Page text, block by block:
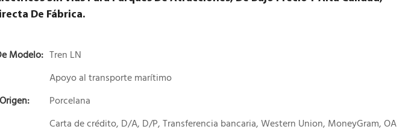
De Fábrica.
Modelo: Tren LN
Apoyo al transporte marítimo
Porcelana
Carta de crédito, D/A, D/P, Transferencia bancaria, Western Union, MoneyGram, OA